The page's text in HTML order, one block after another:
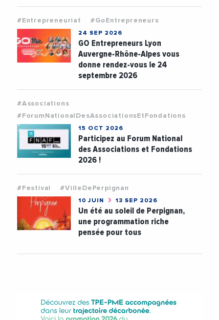
#Entrepreneuriat #GoEntrepreneurs
24 SEP 2026
GO Entrepreneurs Lyon
Auvergne-Rhône-Alpes vous
donne rendez-vous le 24
septembre 2026
#Associations
#ForumNationalDesAssociationsEtFondations
15 OCT 2026
Participez au Forum National
des Associations et Fondations
2026 !
#Festival #VilleDePerpignan
10 JUIN 13 SEP 2026
Un été au soleil de Perpignan,
une programmation riche
pensée pour tous